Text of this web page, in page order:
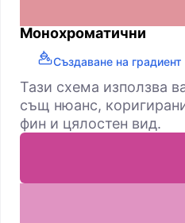
Монохроматични
Създаване на градиент
Тази схема използва
същ нюанс,
фин и цялостен вид.